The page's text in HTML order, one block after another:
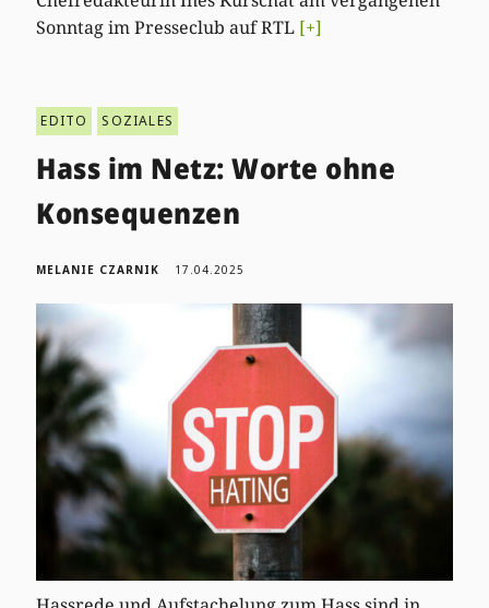
Sonntag im Presseclub auf RTL [+]
EDITO SOZIALES
Hass im Netz: Worte ohne
Konsequenzen
MELANIE CZARNIK 17.04.2025